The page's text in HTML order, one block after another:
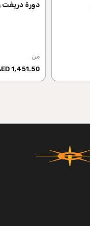
دورة
من
1,451.50 AED